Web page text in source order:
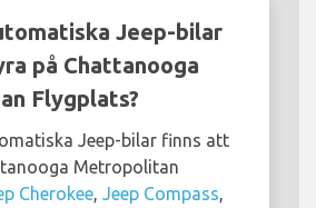
Jeep-bilar
på Chattanooga
Flygplats?
Jeep-bilar finns att
Metropolitan
Cherokee Jeep Compass